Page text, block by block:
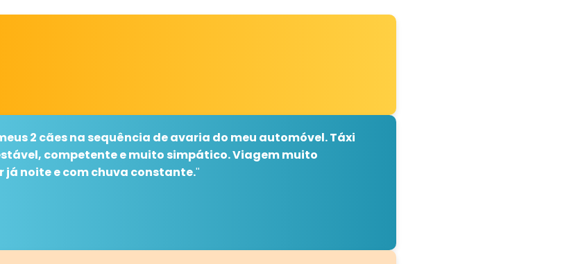
2 cães na sequência de avaria do meu automóvel. Táxi
competente e muito simpático. Viagem muito
já noite e com chuva constante."